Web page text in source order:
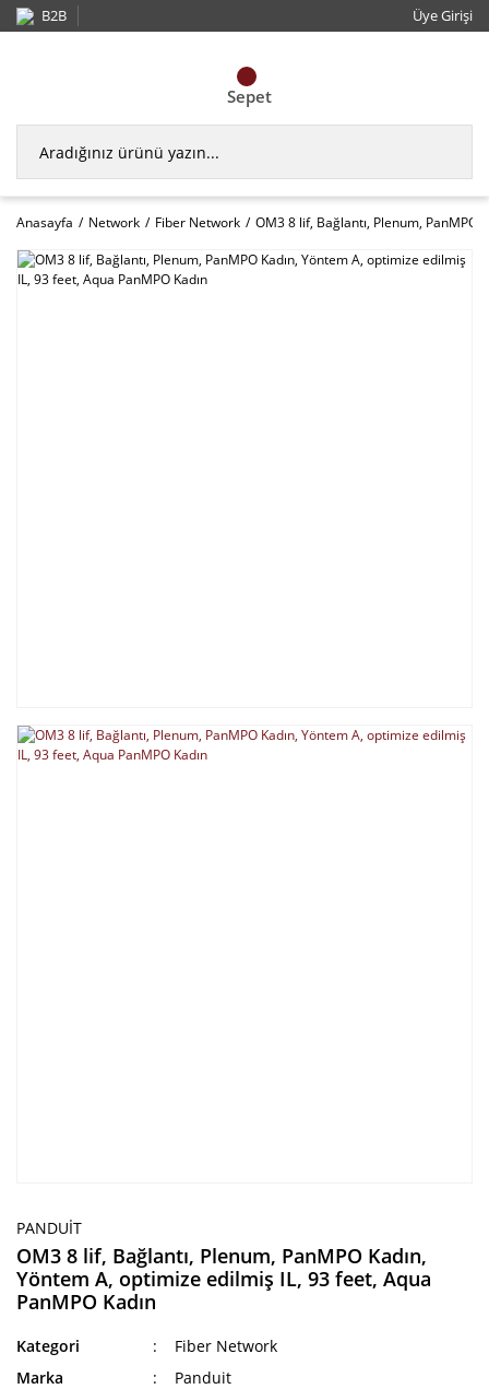
B2B Üye Girişi
Sepet
Anasayfa Network Fiber Network OM3 8 lif, Bağlantı, Plenum, PanMPO
PANDUIT
OM3 8 lif, Bağlantı, Plenum, PanMPO Kadın,
Yöntem A, optimize edilmiş IL, 93 feet, Aqua
PanMPO Kadın
Kategori
Fiber Network
Marka
Panduit